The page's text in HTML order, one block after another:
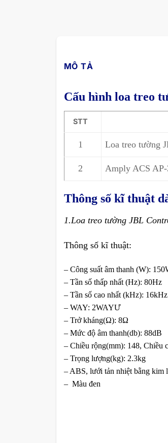
MÔ TẢ
Cấu hình loa treo
STT
1 Loa treo tường
2 Amply ACS AP-
Thông số kĩ thuật
1.Loa treo tường JBL
Thông số kĩ thuật:
– Công suất âm thanh (W):
– Tần số thấp nhất (Hz): 80Hz
– Tần số cao nhất (kHz): 16kHz
– WAY: 2WAYƯ
– Trở kháng(Ω): 8Ω
– Mức độ âm thanh(db): 88dB
– Chiều rộng(mm): 148, Chiều
– Trọng lượng(kg): 2.3kg
– ABS, lưới tản nhiệt bằng kim
– Màu đen